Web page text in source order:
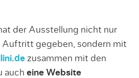
der Ausstellung nicht nur
Auftritt gegeben, sondern mit
zusammen mit den
auch eine Website